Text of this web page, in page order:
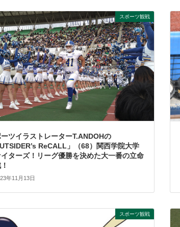
スポーツ観戦
ツイラストレーターT.ANDOHの
ReCALL」（68）関西学院大学
イターズ！リーグ優勝を決めた大一番の立命
年11月13日
スポーツ観戦